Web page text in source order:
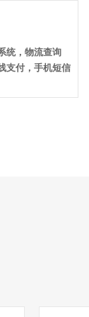
统，物流查询
支付，手机短信